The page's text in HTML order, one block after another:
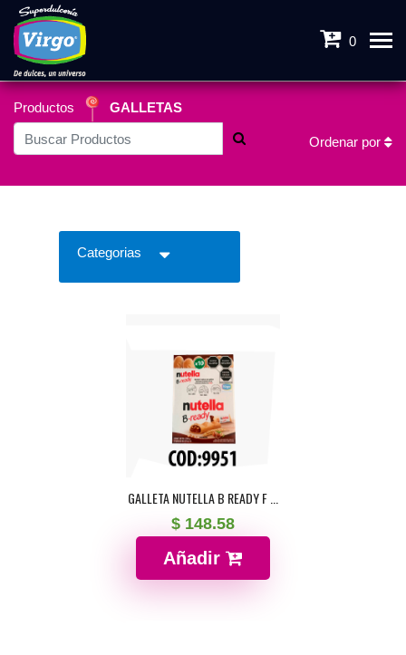
0
Productos GALLETAS
Ordenar por
Categorias
GALLETA NUTELLA B READY F ...
$ 148.58
Añadir